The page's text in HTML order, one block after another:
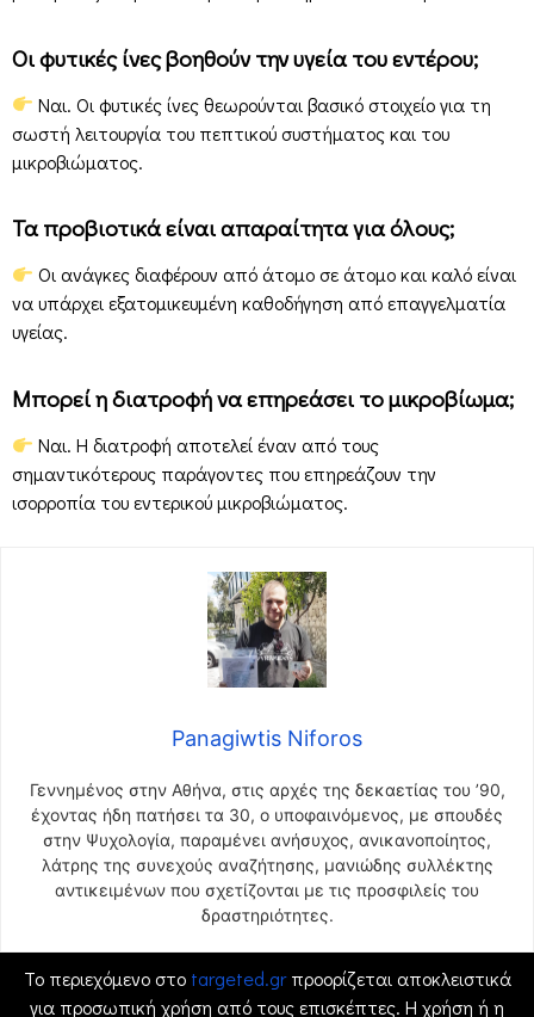
Οι φυτικές ίνες βοηθούν την υγεία του εντέρου;
Ναι. Οι φυτικές ίνες θεωρούνται βασικό στοιχείο για τη
σωστή λειτουργία του πεπτικού συστήματος και του
μικροβιώματος.
Τα προβιοτικά είναι απαραίτητα για όλους;
Οι ανάγκες διαφέρουν από άτομο σε άτομο και καλό είναι
να υπάρχει εξατομικευμένη καθοδήγηση από επαγγελματία
υγείας.
Μπορεί η διατροφή να επηρεάσει το μικροβίωμα;
Ναι. Η διατροφή αποτελεί έναν από τους
σημαντικότερους παράγοντες που επηρεάζουν την
ισορροπία του εντερικού μικροβιώματος.
Panagiwtis Niforos
Γεννημένος στην Αθήνα, στις αρχές της δεκαετίας του ’90,
έχοντας ήδη πατήσει τα 30, ο υποφαινόμενος, με σπουδές
στην Ψυχολογία, παραμένει ανήσυχος, ανικανοποίητος,
λάτρης της συνεχούς αναζήτησης, μανιώδης συλλέκτης
αντικειμένων που σχετίζονται με τις προσφιλείς του
δραστηριότητες.
Το περιεχόμενο στο targeted.grπροορίζεται αποκλειστικά
για προσωπική χρήση από τους επισκέπτες. Η χρήση ή η